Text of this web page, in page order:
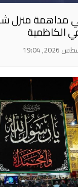
مداهمة منزل
الكاظمية